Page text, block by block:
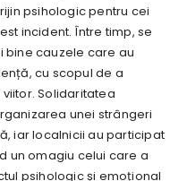
psihologic pentru cei
incident. Între timp, se
bine cauzele care au
cu scopul de a
Solidaritatea
unei strângeri
iar localnicii au participat
un omagiu celui care a
psihologic și emoțional